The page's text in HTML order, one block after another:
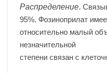
Распределение.
95%. Фозиноприлат
относительно малый
незначительной
степени связан с